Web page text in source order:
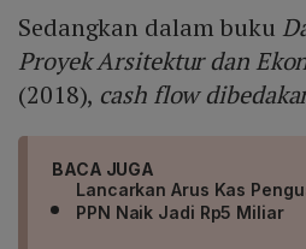
Sedangkan dalam buku
Proyek Arsitektur dan
(2018), cash flow
BACA JUGA
Lancarkan Arus Kas
PPN Naik Jadi Rp5 Miliar